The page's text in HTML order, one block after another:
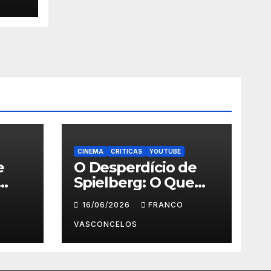
CINEMA CRITICAS YOUTUBE
O Desperdício de
Spielberg: O Que
Aconteceu em Dia
D?16/06/2026 FRANCO
VASCONCELOS